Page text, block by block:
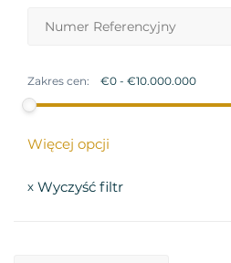
Zakres cen:
Więcej opcji
x Wyczyść filtr